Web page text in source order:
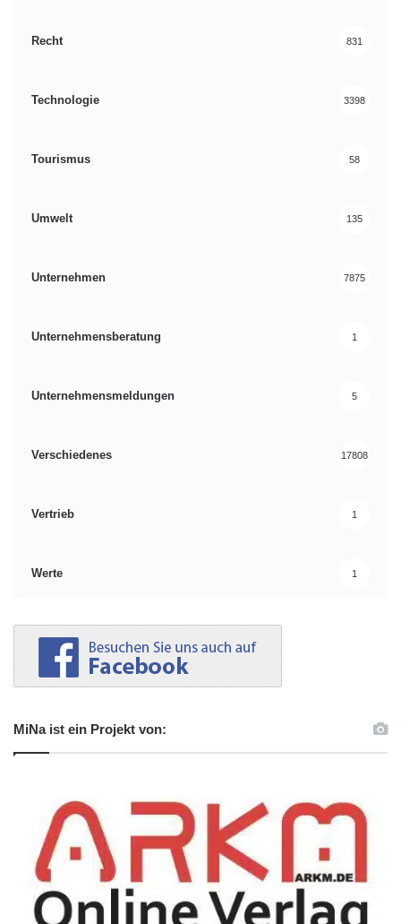
Recht 831
Technologie 3398
Tourismus 58
Umwelt 135
Unternehmen 7875
Unternehmensberatung 1
Unternehmensmeldungen 5
Verschiedenes 17808
Vertrieb 1
Werte 1
MiNa ist ein Projekt von: